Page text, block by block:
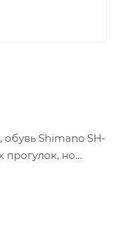
Shimano SH-
прогулок, но
как